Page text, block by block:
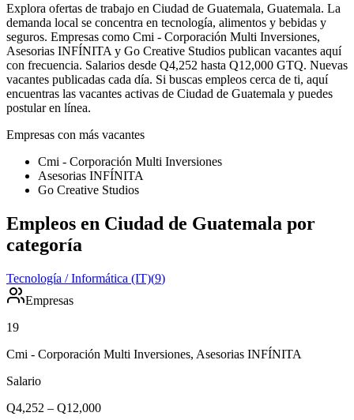
Explora ofertas de trabajo en Ciudad de Guatemala, Guatemala. La
demanda local se concentra en tecnología, alimentos y bebidas y
seguros. Empresas como Cmi - Corporación Multi Inversiones,
Asesorias INFÍNITA y Go Creative Studios publican vacantes aquí
con frecuencia. Salarios desde Q4,252 hasta Q12,000 GTQ. Nuevas
vacantes publicadas cada día. Si buscas empleos cerca de ti, aquí
encuentras las vacantes activas de Ciudad de Guatemala y puedes
postular en línea.
Empresas con más vacantes
Cmi - Corporación Multi Inversiones
Asesorias INFÍNITA
Go Creative Studios
Empleos en Ciudad de Guatemala por
categoría
Tecnología / Informática (IT)(9)
Empresas
19
Cmi - Corporación Multi Inversiones, Asesorias INFÍNITA
Salario
Q4,252 – Q12,000